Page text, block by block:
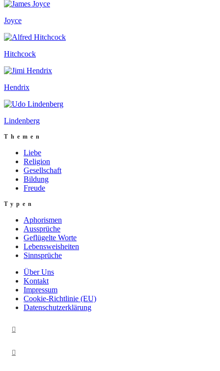
Joyce
Hitchcock
Hendrix
Lindenberg
Themen
Liebe
Religion
Gesellschaft
Bildung
Freude
Typen
Aphorismen
Aussprüche
Geflügelte Worte
Lebensweisheiten
Sinnsprüche
Über Uns
Kontakt
Impressum
Cookie-Richtlinie (EU)
Datenschutzerklärung